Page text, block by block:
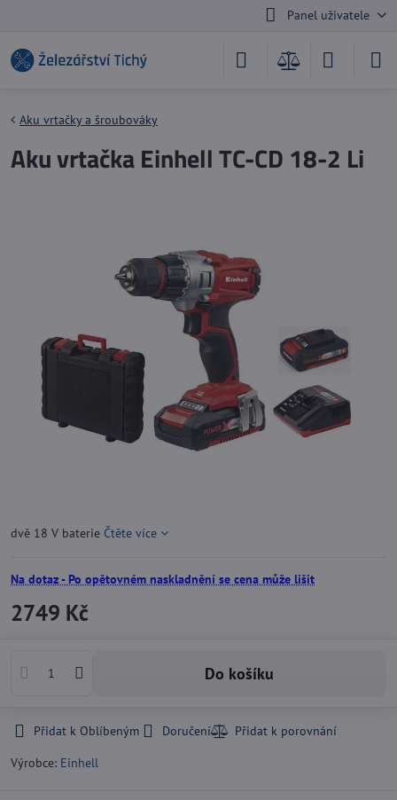
Panel uživatele
Aku vrtačky a šroubováky
Aku vrtačka Einhell TC-CD 18-2 Li
dvě 18 V baterie Čtěte více
Na dotaz - Po opětovném naskladnění se cena může lišit
2749 Kč
Do košíku
Přidat k Oblíbeným
Doručení
Výrobce: Einhell